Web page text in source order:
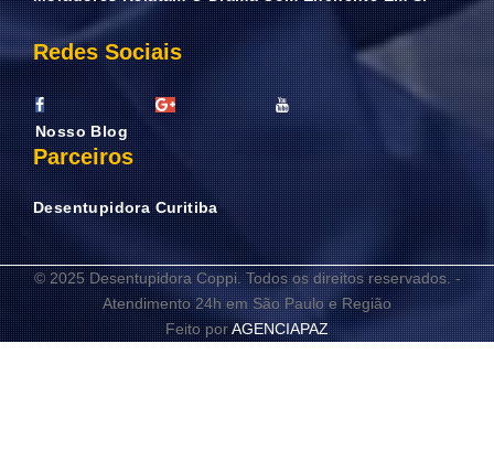
Redes Sociais
Nosso Blog
Parceiros
Desentupidora Curitiba
© 2025 Desentupidora Coppi. Todos os direitos reservados. -
Atendimento 24h em São Paulo e Região
Feito porAGENCIAPAZ